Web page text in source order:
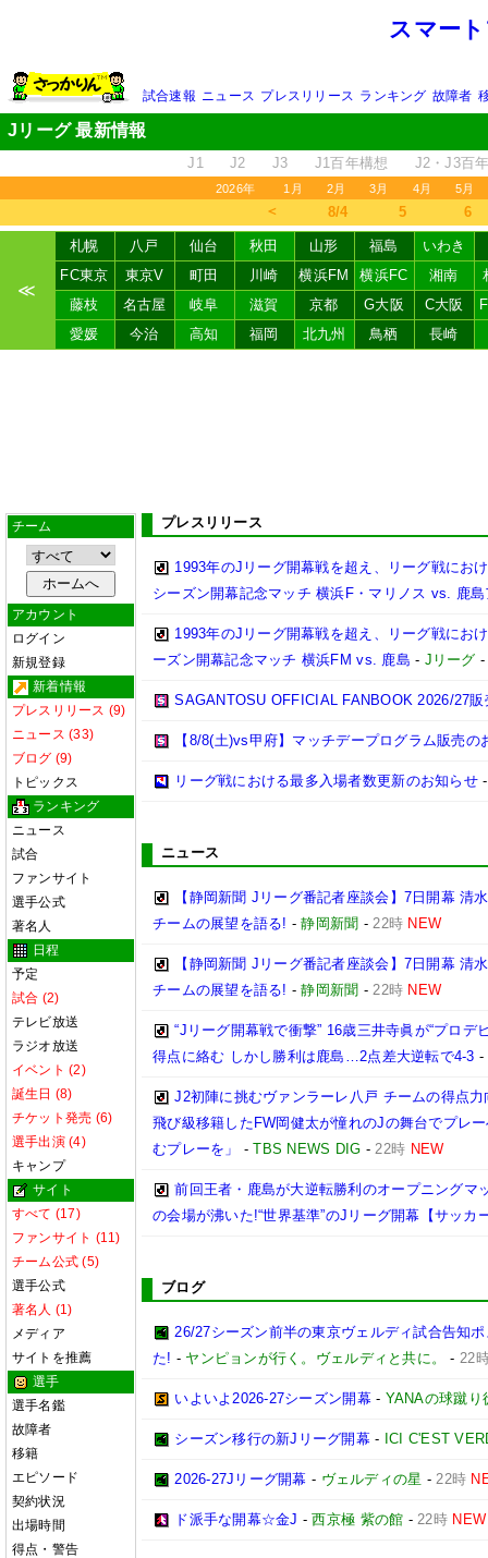
スマー
試合速報 ニュース プレスリリース ランキング 故障者
Jリーグ 最新情報
J1 J2 J3 J1百年構想 J2・J3百
2026年 1月 2月 3月 4月 5月
＜ 8/4 5 6
≪
札幌 八戸 仙台 秋田 山形 福島
いわき
FC東京
東京V 町田 川崎 横浜FM 横浜FC 湘南
藤枝
名古屋 岐阜 滋賀 京都 G大阪 C大阪
愛媛
今治 高知 福岡 北九州 鳥栖 長崎
チーム
アカウント
ログイン
新規登録
新着情報
プレスリリース (9)
ニュース (33)
ブログ (9)
トピックス
ランキング
ニュース
試合
ファンサイト
選手公式
著名人
日程
予定
試合 (2)
テレビ放送
ラジオ放送
イベント (2)
誕生日 (8)
チケット発売 (6)
選手出演 (4)
キャンプ
サイト
すべて (17)
ファンサイト (11)
チーム公式 (5)
選手公式
著名人 (1)
メディア
サイトを推薦
選手
選手名鑑
故障者
移籍
エピソード
契約状況
出場時間
得点・警告
プレスリリース
1993年のJリーグ開幕戦を超え、リーグ戦にお
シーズン開幕記念マッチ 横浜F・マリノス vs. 鹿
1993年のJリーグ開幕戦を超え、リーグ戦にお
ーズン開幕記念マッチ 横浜FM vs. 鹿島 - Jリーグ
SAGANTOSU OFFICIAL FANBOOK 2026/27販
【8/8(土)vs甲府】マッチデープログラム販売の
リーグ戦における最多入場者数更新のお知らせ
ニュース
【静岡新聞 Jリーグ番記者座談会】7日開幕
チームの展望を語る! -静岡新聞 -22時 NEW
【静岡新聞 Jリーグ番記者座談会】7日開幕
チームの展望を語る! -静岡新聞 -22時 NEW
“Jリーグ開幕戦で衝撃” 16歳三井寺眞が“プロ
得点に絡む しかし勝利は鹿島…2点差大逆転で4-3 -
J2初陣に挑むヴァンラーレ八戸 チームの得点
飛び級移籍したFW岡健太が憧れのJの舞台でプレ
むプレーを」
-TBS NEWS DIG -22時 NEW
前回王者・鹿島が大逆転勝利のオープニングマ
の会場が沸いた!“世界基準”のJリーグ開幕【サッカ
ブログ
26/27シーズン前半の東京ヴェルディ試合告知
た! - ヤンピョンが行く。ヴェルディと共に。 - 22
いよいよ2026-27シーズン開幕- YANAの球蹴り
シーズン移行の新Jリーグ開幕 - ICI C'EST
2026-27Jリーグ開幕 - ヴェルディの星 -22時
ド派手な開幕☆金J -西京極 紫の館 -22時 NEW